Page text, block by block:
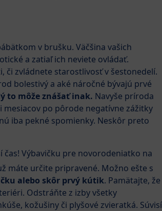
v brušku. Väčšina vašich
a zatiaľ ich neviete ovládať.
či zvládnete starostlivosť v šestonedelí.
bolestivý a aké náročné bývajú prvé
to môže znášať inak. Navyše príroda
po pôrode negatívne zážitky
iba pekné spomienky. Neskôr preto
čas! Výbavičku pre novorodeniatko na
máte určite pripravené. Možno ešte s
alebo skôr prvý kútik. Pamätajte, že
Odstráňte z izby všetky
kožušiny či plyšové zvieratká. Súvisí